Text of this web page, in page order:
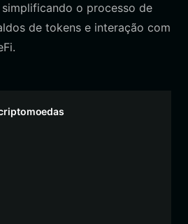
o processo de
de tokens e interação com